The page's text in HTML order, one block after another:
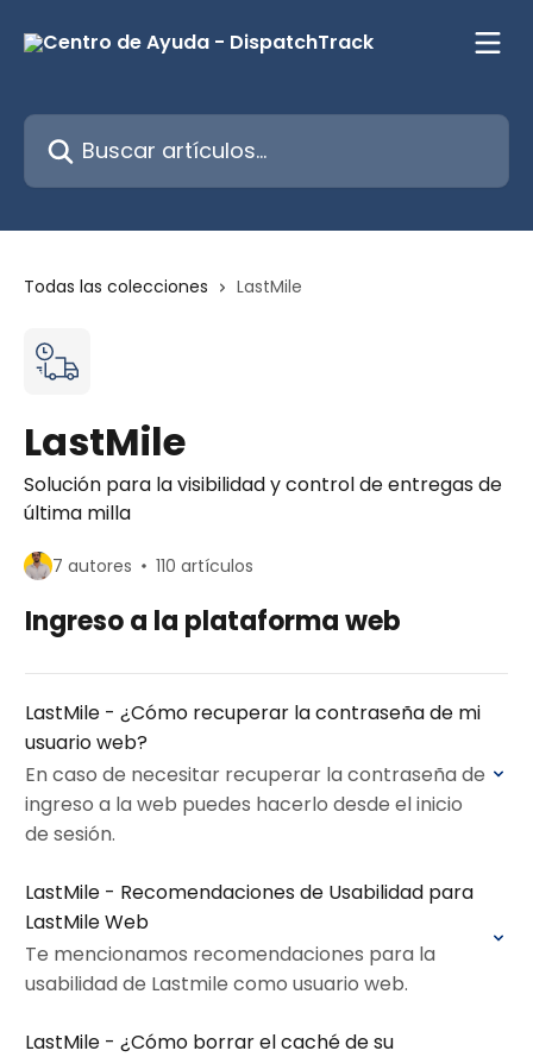
Buscar artículos...
Todas las colecciones LastMile
LastMile
Solución para la visibilidad y control de entregas de
última milla
7 autores 110 artículos
Ingreso a la plataforma web
LastMile - ¿Cómo recuperar la contraseña de mi
usuario web?
En caso de necesitar recuperar la contraseña de
ingreso a la web puedes hacerlo desde el inicio
de sesión.
LastMile - Recomendaciones de Usabilidad para
LastMile Web
Te mencionamos recomendaciones para la
usabilidad de Lastmile como usuario web.
LastMile - ¿Cómo borrar el caché de su